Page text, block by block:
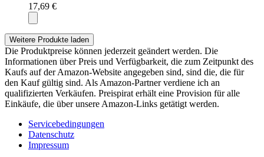
17,69 €
Weitere Produkte laden
Die Produktpreise können jederzeit geändert werden. Die
Informationen über Preis und Verfügbarkeit, die zum Zeitpunkt des
Kaufs auf der Amazon-Website angegeben sind, sind die, die für
den Kauf gültig sind. Als Amazon-Partner verdiene ich an
qualifizierten Verkäufen. Preispirat erhält eine Provision für alle
Einkäufe, die über unsere Amazon-Links getätigt werden.
Servicebedingungen
Datenschutz
Impressum